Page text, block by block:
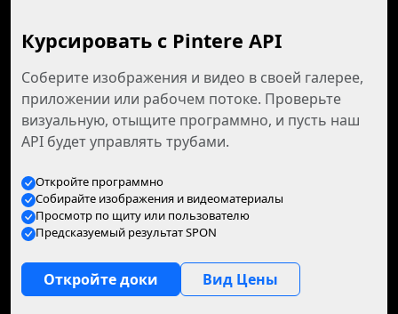
Курсировать с Pintere API
Соберите изображения и видео в своей галерее,
приложении или рабочем потоке. Проверьте
визуальную, отыщите программно, и пусть наш
API будет управлять трубами.
Откройте программно
Собирайте изображения и видеоматериалы
Просмотр по щиту или пользователю
Предсказуемый результат SPON
Откройте доки Вид Цены